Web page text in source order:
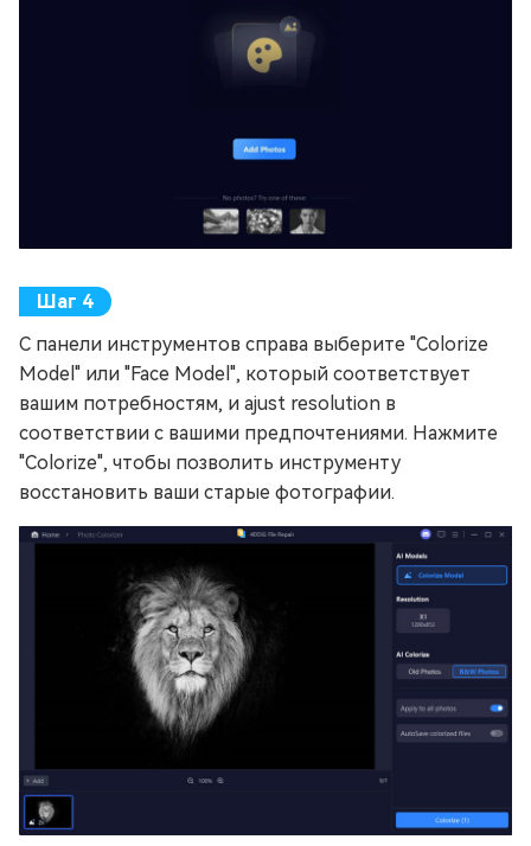
С панели инструментов справа выберите "Colorize
Model" или "Face Model", который соответствует
вашим потребностям, и ajust resolution в
соответствии с вашими предпочтениями. Нажмите
"Colorize", чтобы позволить инструменту
восстановить ваши старые фотографии.